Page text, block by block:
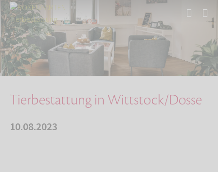
Start Über uns Aktuelles Tierbestattung in Wittstock/Dosse
Tierbestattung in Wittstock/Dosse
10.08.2023